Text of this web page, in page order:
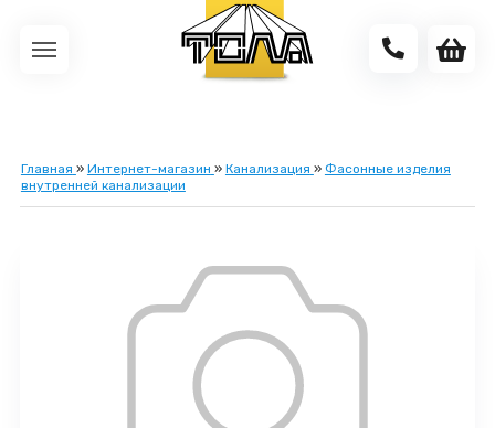
Главная » Интернет-магазин » Канализация » Фасонные изделия
внутренней канализации